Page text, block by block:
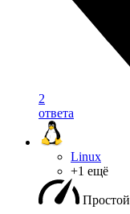
2
ответа
Linux
+1 ещё
Простой